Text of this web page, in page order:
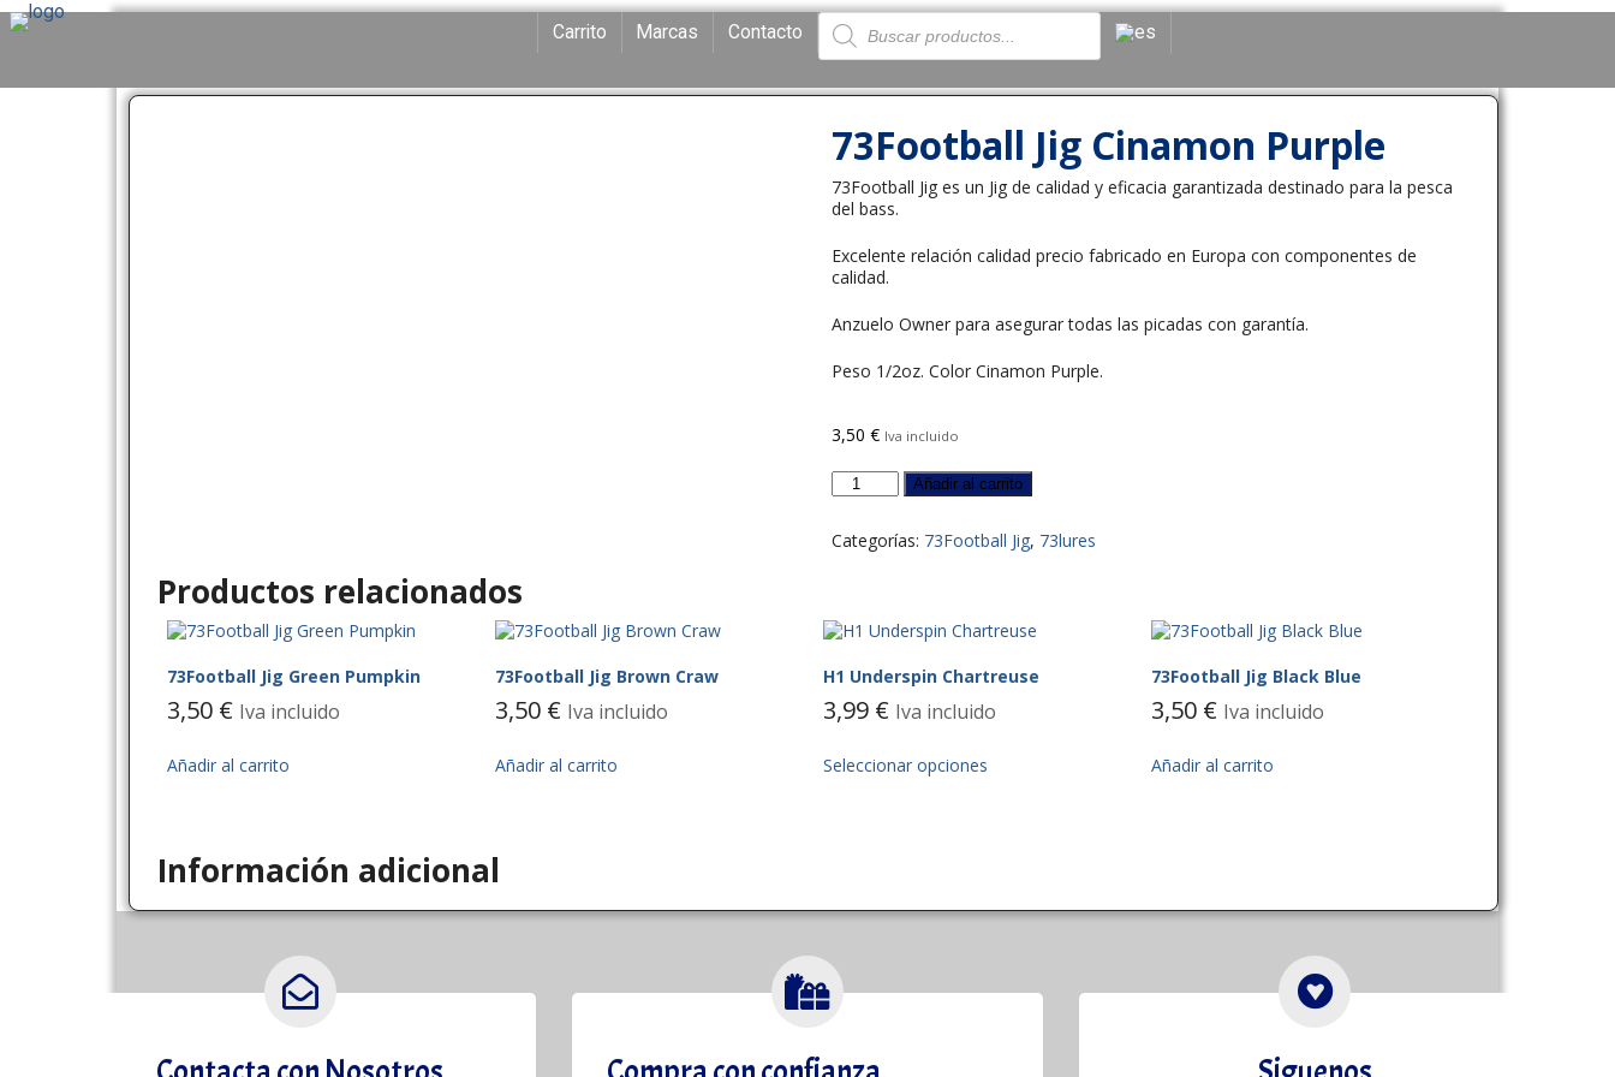
Carrito Marcas Contacto
73Football Jig Cinamon Purple
73Football Jig es un Jig de calidad y eficacia garantizada destinado para la pesca
del bass.
Excelente relación calidad precio fabricado en Europa con componentes de
calidad.
Anzuelo Owner para asegurar todas las picadas con garantía.
Peso 1/2oz. Color Cinamon Purple.
3,50 € Iva incluido
Añadir al carrito
Categorías: 73Football Jig, 73lures
Productos relacionados
73Football Jig Green Pumpkin
3,50 € Iva incluido
Añadir al carrito
73Football Jig Brown Craw
3,50 € Iva incluido
Añadir al carrito
H1 Underspin Chartreuse
3,99 € Iva incluido
Seleccionar opciones
73Football Jig Black Blue
3,50 € Iva incluido
Añadir al carrito
Información adicional